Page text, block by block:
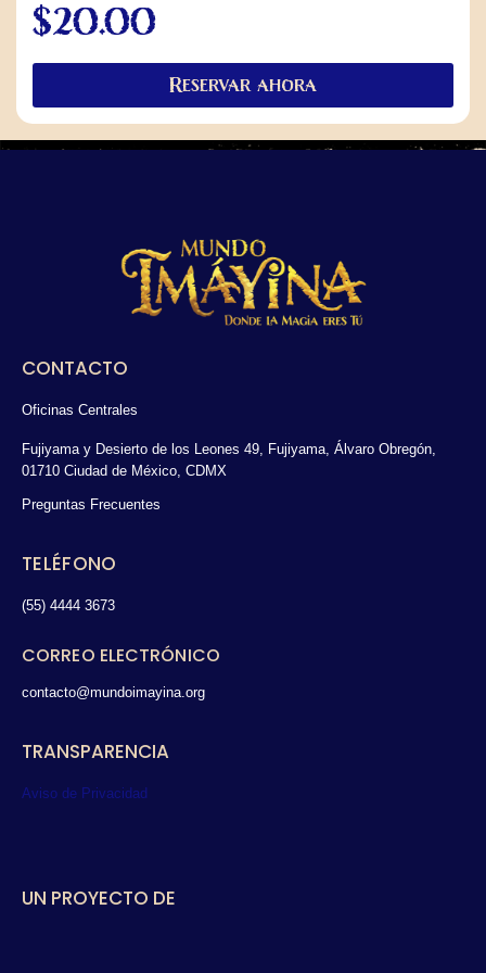
$20.00
Reservar ahora
CONTACTO
Oficinas Centrales
Fujiyama y Desierto de los Leones 49, Fujiyama, Álvaro Obregón,
01710 Ciudad de México, CDMX
Preguntas Frecuentes
TELÉFONO
(55) 4444 3673
CORREO ELECTRÓNICO
contacto@mundoimayina.org
TRANSPARENCIA
Aviso de Privacidad
UN PROYECTO DE